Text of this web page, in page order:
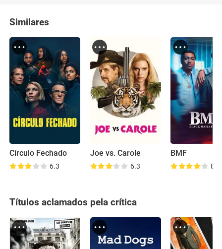
Similares
Círculo Fechado
6.3
Joe vs. Carole
6.3
BMF
8.1
Títulos aclamados pela crítica